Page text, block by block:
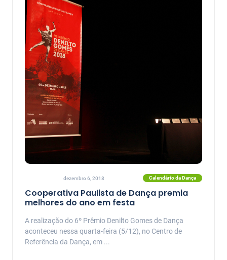
dezembro 6, 2018 Calendário da Dança
Cooperativa Paulista de Dança premia
melhores do ano em festa
A realização do 6º Prêmio Denilto Gomes de Dança
aconteceu nessa quarta-feira (5/12), no Centro de
Referência da Dança, em ...